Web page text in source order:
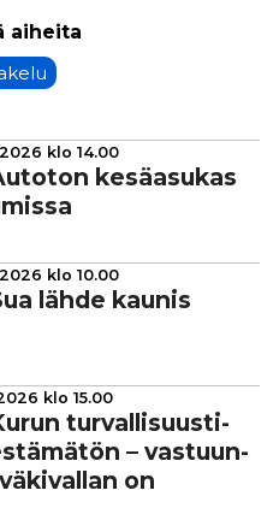
klo 14.00
kesä­a­su­kas
klo 10.00
lähde kaunis
klo 15.00
tur­val­li­suus­ti­
– vas­tuun­
on